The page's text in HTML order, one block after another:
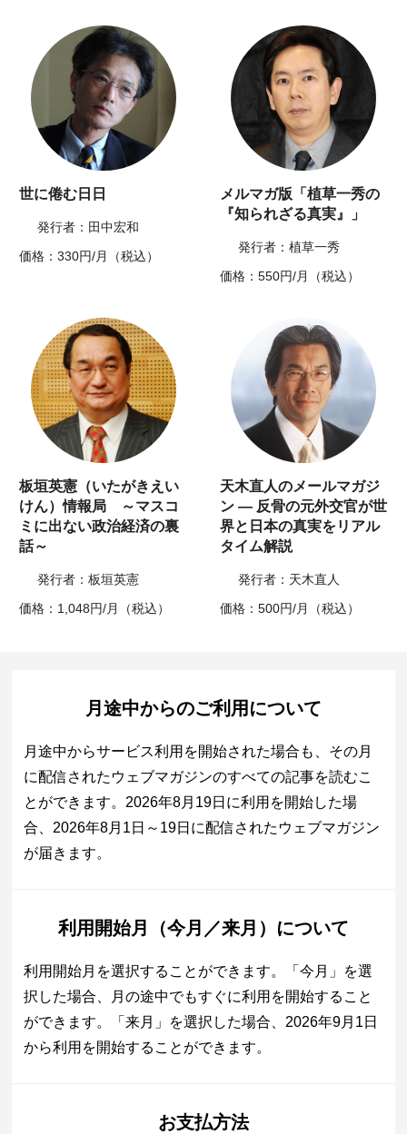
世に倦む日日
発行者：田中宏和
価格：330円/月（税込）
メルマガ版「植草一秀の
『知られざる真実』」
発行者：植草一秀
価格：550円/月（税込）
板垣英憲（いたがきえい
けん）情報局 ～マスコ
ミに出ない政治経済の裏
話～
発行者：板垣英憲
価格：1,048円/月（税込）
天木直人のメールマガジ
ン ― 反骨の元外交官が世
界と日本の真実をリアル
タイム解説
発行者：天木直人
価格：500円/月（税込）
月途中からのご利用について
月途中からサービス利用を開始された場合も、その月
に配信されたウェブマガジンのすべての記事を読むこ
とができます。2026年8月19日に利用を開始した場
合、2026年8月1日～19日に配信されたウェブマガジン
が届きます。
利用開始月（今月／来月）について
利用開始月を選択することができます。「今月」を選
択した場合、月の途中でもすぐに利用を開始すること
ができます。「来月」を選択した場合、2026年9月1日
から利用を開始することができます。
お支払方法